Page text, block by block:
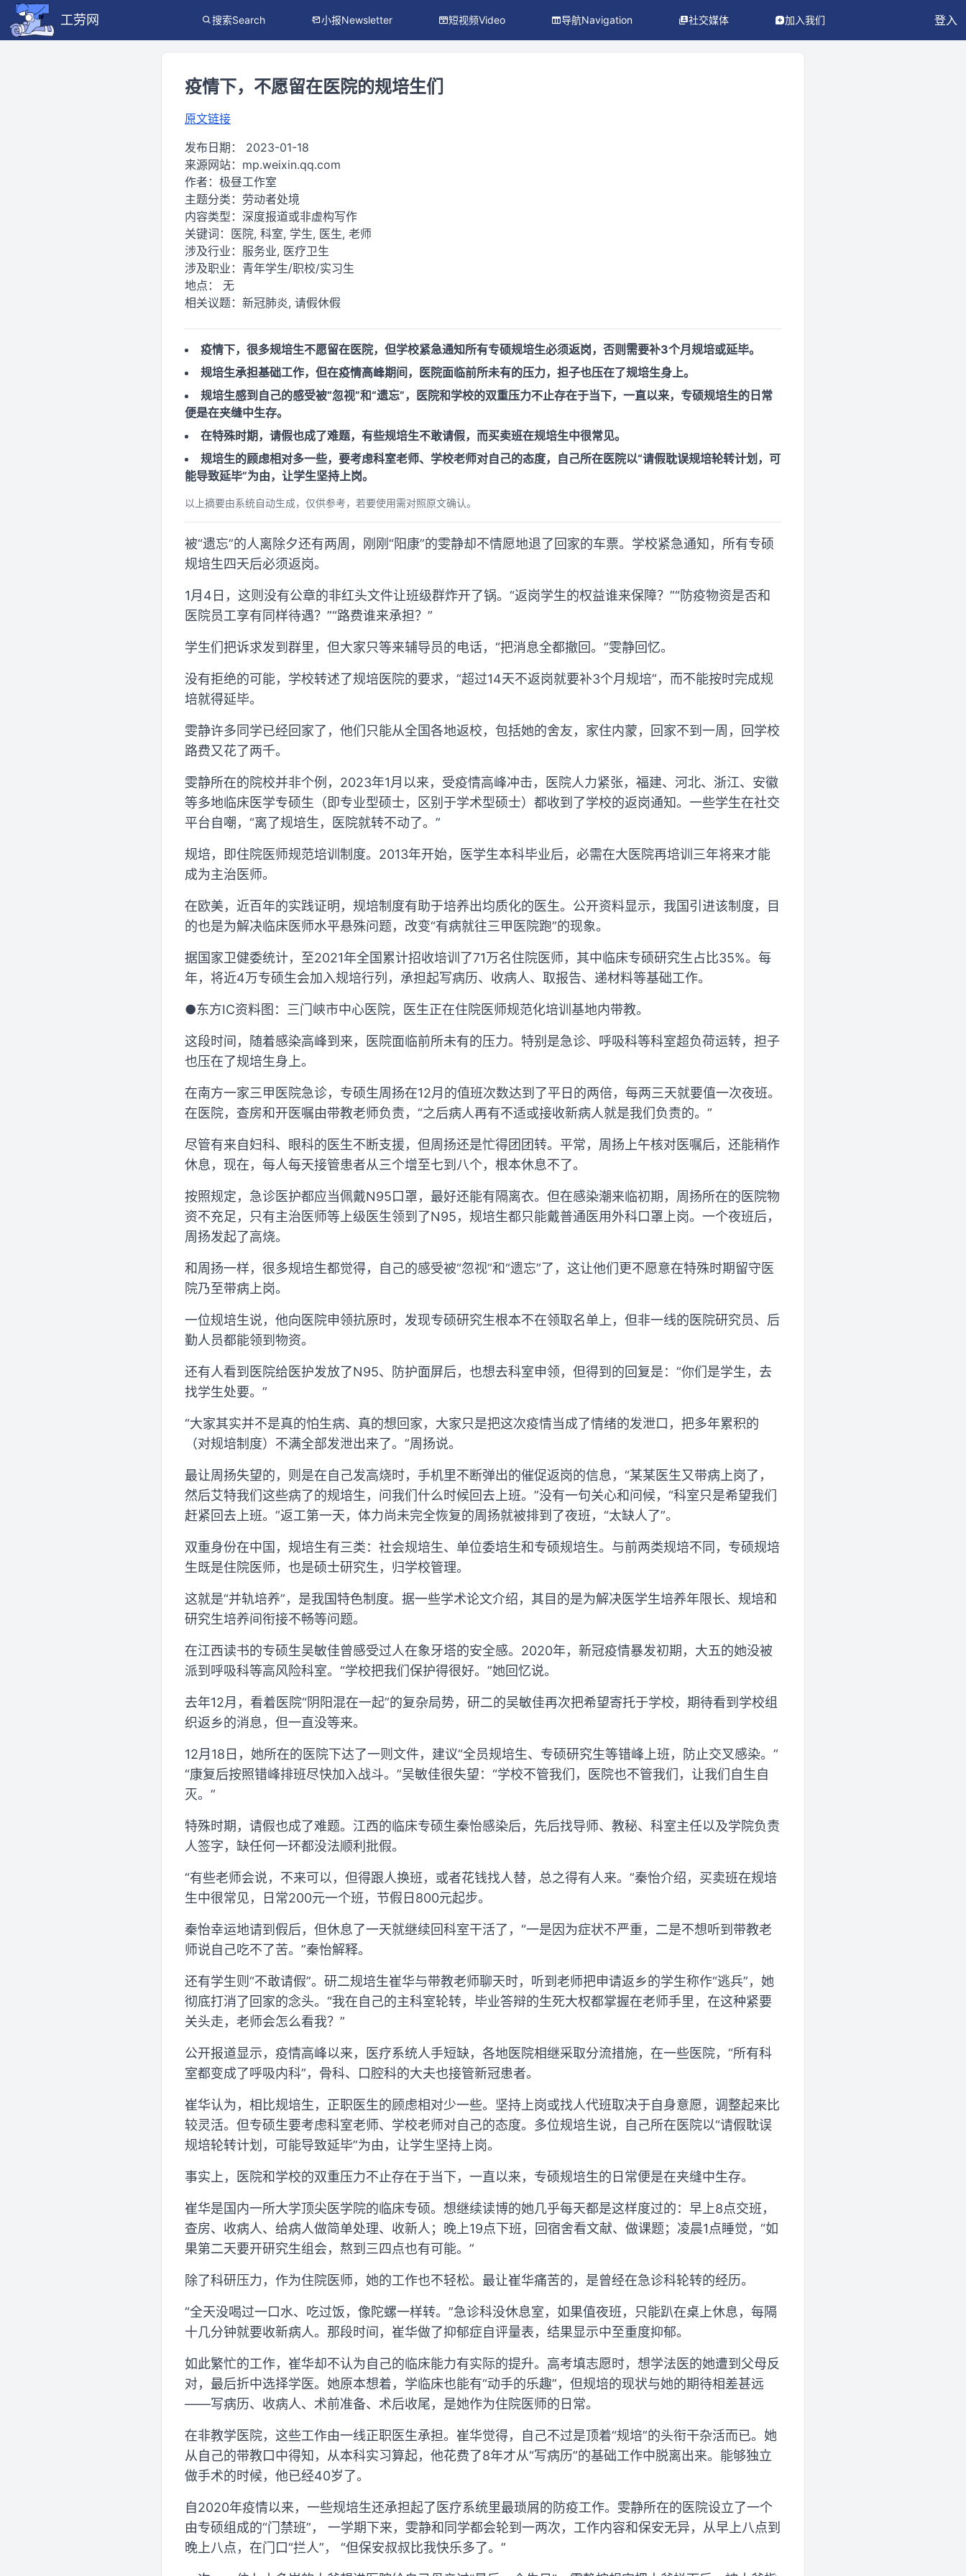
工劳网 搜索Search 小报Newsletter 短视频Video 导航Navigation 社交媒体 加入我们 登入
疫情下，不愿留在医院的规培生们
原文链接
发布日期： 2023-01-18
来源网站： mp.weixin.qq.com
作者： 极昼工作室
主题分类： 劳动者处境
内容类型： 深度报道或非虚构写作
关键词： 医院, 科室, 学生, 医生, 老师
涉及行业： 服务业, 医疗卫生
涉及职业： 青年学生/职校/实习生
地点： 无
相关议题： 新冠肺炎, 请假休假
疫情下，很多规培生不愿留在医院，但学校紧急通知所有专硕规培生必须返岗，否则需要补3个月规培或延毕。
规培生承担基础工作，但在疫情高峰期间，医院面临前所未有的压力，担子也压在了规培生身上。
规培生感到自己的感受被“忽视”和“遗忘”，医院和学校的双重压力不止存在于当下，一直以来，专硕规培生的日常
便是在夹缝中生存。
在特殊时期，请假也成了难题，有些规培生不敢请假，而买卖班在规培生中很常见。
规培生的顾虑相对多一些，要考虑科室老师、学校老师对自己的态度，自己所在医院以“请假耽误规培轮转计划，可
能导致延毕”为由，让学生坚持上岗。
以上摘要由系统自动生成，仅供参考，若要使用需对照原文确认。
被“遗忘”的人离除夕还有两周，刚刚“阳康”的雯静却不情愿地退了回家的车票。学校紧急通知，所有专硕
规培生四天后必须返岗。
1月4日，这则没有公章的非红头文件让班级群炸开了锅。“返岗学生的权益谁来保障？”“防疫物资是否和
医院员工享有同样待遇？”“路费谁来承担？”
学生们把诉求发到群里，但大家只等来辅导员的电话，“把消息全都撤回。”雯静回忆。
没有拒绝的可能，学校转述了规培医院的要求，“超过14天不返岗就要补3个月规培”，而不能按时完成规
培就得延毕。
雯静许多同学已经回家了，他们只能从全国各地返校，包括她的舍友，家住内蒙，回家不到一周，回学校
路费又花了两千。
雯静所在的院校并非个例，2023年1月以来，受疫情高峰冲击，医院人力紧张，福建、河北、浙江、安徽
等多地临床医学专硕生（即专业型硕士，区别于学术型硕士）都收到了学校的返岗通知。一些学生在社交
平台自嘲，“离了规培生，医院就转不动了。”
规培，即住院医师规范培训制度。2013年开始，医学生本科毕业后，必需在大医院再培训三年将来才能
成为主治医师。
在欧美，近百年的实践证明，规培制度有助于培养出均质化的医生。公开资料显示，我国引进该制度，目
的也是为解决临床医师水平悬殊问题，改变“有病就往三甲医院跑”的现象。
据国家卫健委统计，至2021年全国累计招收培训了71万名住院医师，其中临床专硕研究生占比35%。每
年，将近4万专硕生会加入规培行列，承担起写病历、收病人、取报告、递材料等基础工作。
●东方IC资料图：三门峡市中心医院，医生正在住院医师规范化培训基地内带教。
这段时间，随着感染高峰到来，医院面临前所未有的压力。特别是急诊、呼吸科等科室超负荷运转，担子
也压在了规培生身上。
在南方一家三甲医院急诊，专硕生周扬在12月的值班次数达到了平日的两倍，每两三天就要值一次夜班。
在医院，查房和开医嘱由带教老师负责，“之后病人再有不适或接收新病人就是我们负责的。”
尽管有来自妇科、眼科的医生不断支援，但周扬还是忙得团团转。平常，周扬上午核对医嘱后，还能稍作
休息，现在，每人每天接管患者从三个增至七到八个，根本休息不了。
按照规定，急诊医护都应当佩戴N95口罩，最好还能有隔离衣。但在感染潮来临初期，周扬所在的医院物
资不充足，只有主治医师等上级医生领到了N95，规培生都只能戴普通医用外科口罩上岗。一个夜班后，
周扬发起了高烧。
和周扬一样，很多规培生都觉得，自己的感受被“忽视”和“遗忘”了，这让他们更不愿意在特殊时期留守医
院乃至带病上岗。
一位规培生说，他向医院申领抗原时，发现专硕研究生根本不在领取名单上，但非一线的医院研究员、后
勤人员都能领到物资。
还有人看到医院给医护发放了N95、防护面屏后，也想去科室申领，但得到的回复是：“你们是学生，去
找学生处要。”
“大家其实并不是真的怕生病、真的想回家，大家只是把这次疫情当成了情绪的发泄口，把多年累积的
（对规培制度）不满全部发泄出来了。”周扬说。
最让周扬失望的，则是在自己发高烧时，手机里不断弹出的催促返岗的信息，“某某医生又带病上岗了，
然后艾特我们这些病了的规培生，问我们什么时候回去上班。”没有一句关心和问候，“科室只是希望我们
赶紧回去上班。”返工第一天，体力尚未完全恢复的周扬就被排到了夜班，“太缺人了”。
双重身份在中国，规培生有三类：社会规培生、单位委培生和专硕规培生。与前两类规培不同，专硕规培
生既是住院医师，也是硕士研究生，归学校管理。
这就是“并轨培养”，是我国特色制度。据一些学术论文介绍，其目的是为解决医学生培养年限长、规培和
研究生培养间衔接不畅等问题。
在江西读书的专硕生吴敏佳曾感受过人在象牙塔的安全感。2020年，新冠疫情暴发初期，大五的她没被
派到呼吸科等高风险科室。“学校把我们保护得很好。”她回忆说。
去年12月，看着医院“阴阳混在一起”的复杂局势，研二的吴敏佳再次把希望寄托于学校，期待看到学校组
织返乡的消息，但一直没等来。
12月18日，她所在的医院下达了一则文件，建议“全员规培生、专硕研究生等错峰上班，防止交叉感染。”
“康复后按照错峰排班尽快加入战斗。”吴敏佳很失望：“学校不管我们，医院也不管我们，让我们自生自
灭。”
特殊时期，请假也成了难题。江西的临床专硕生秦怡感染后，先后找导师、教秘、科室主任以及学院负责
人签字，缺任何一环都没法顺利批假。
“有些老师会说，不来可以，但得跟人换班，或者花钱找人替，总之得有人来。”秦怡介绍，买卖班在规培
生中很常见，日常200元一个班，节假日800元起步。
秦怡幸运地请到假后，但休息了一天就继续回科室干活了，“一是因为症状不严重，二是不想听到带教老
师说自己吃不了苦。”秦怡解释。
还有学生则“不敢请假”。研二规培生崔华与带教老师聊天时，听到老师把申请返乡的学生称作“逃兵”，她
彻底打消了回家的念头。“我在自己的主科室轮转，毕业答辩的生死大权都掌握在老师手里，在这种紧要
关头走，老师会怎么看我？”
公开报道显示，疫情高峰以来，医疗系统人手短缺，各地医院相继采取分流措施，在一些医院，“所有科
室都变成了呼吸内科”，骨科、口腔科的大夫也接管新冠患者。
崔华认为，相比规培生，正职医生的顾虑相对少一些。坚持上岗或找人代班取决于自身意愿，调整起来比
较灵活。但专硕生要考虑科室老师、学校老师对自己的态度。多位规培生说，自己所在医院以“请假耽误
规培轮转计划，可能导致延毕”为由，让学生坚持上岗。
事实上，医院和学校的双重压力不止存在于当下，一直以来，专硕规培生的日常便是在夹缝中生存。
崔华是国内一所大学顶尖医学院的临床专硕。想继续读博的她几乎每天都是这样度过的：早上8点交班，
查房、收病人、给病人做简单处理、收新人；晚上19点下班，回宿舍看文献、做课题；凌晨1点睡觉，“如
果第二天要开研究生组会，熬到三四点也有可能。”
除了科研压力，作为住院医师，她的工作也不轻松。最让崔华痛苦的，是曾经在急诊科轮转的经历。
“全天没喝过一口水、吃过饭，像陀螺一样转。”急诊科没休息室，如果值夜班，只能趴在桌上休息，每隔
十几分钟就要收新病人。那段时间，崔华做了抑郁症自评量表，结果显示中至重度抑郁。
如此繁忙的工作，崔华却不认为自己的临床能力有实际的提升。高考填志愿时，想学法医的她遭到父母反
对，最后折中选择学医。她原本想着，学临床也能有“动手的乐趣”，但规培的现状与她的期待相差甚远
——写病历、收病人、术前准备、术后收尾，是她作为住院医师的日常。
在非教学医院，这些工作由一线正职医生承担。崔华觉得，自己不过是顶着“规培”的头衔干杂活而已。她
从自己的带教口中得知，从本科实习算起，他花费了8年才从“写病历”的基础工作中脱离出来。能够独立
做手术的时候，他已经40岁了。
自2020年疫情以来，一些规培生还承担起了医疗系统里最琐屑的防疫工作。雯静所在的医院设立了一个
由专硕组成的“门禁班”， 一学期下来，雯静和同学都会轮到一两次，工作内容和保安无异，从早上八点到
晚上八点，在门口“拦人”， “但保安叔叔比我快乐多了。”